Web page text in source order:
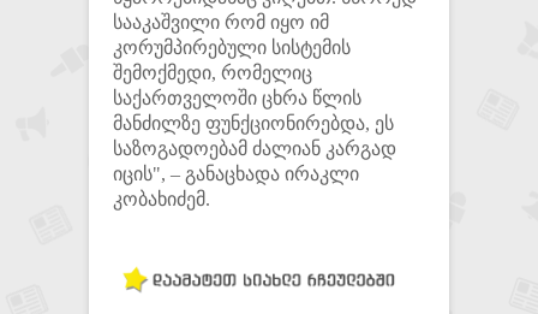
სააკაშვილი რომ იყო იმ
კორუმპირებული სისტემის
შემოქმედი, რომელიც
საქართველოში ცხრა წლის
მანძილზე ფუნქციონირებდა, ეს
საზოგადოებამ ძალიან კარგად
იცის", – განაცხადა ირაკლი
კობახიძემ.